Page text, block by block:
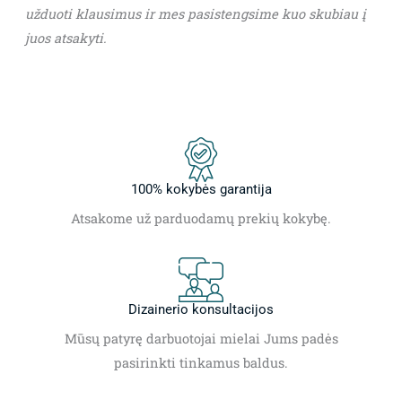
užduoti klausimus ir mes pasistengsime kuo skubiau į
juos atsakyti.
100% kokybės garantija
Atsakome už parduodamų prekių kokybę.
Dizainerio konsultacijos
Mūsų patyrę darbuotojai mielai Jums padės
pasirinkti tinkamus baldus.